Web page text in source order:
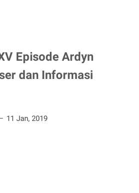
Episode Ardyn
dan Informasi
11 Jan, 2019